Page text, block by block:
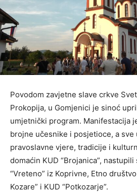
Povodom zavjetne slave crkve
Prokopija, u Gomjenici je sinoć
umjetnički program. Manifestacija
brojne učesnike i posjetioce, a sve
pravoslavne vjere, tradicije i
domaćin KUD “Brojanica”,
“Vreteno” iz Koprivne, Etno
Kozare” i KUD “Potkozarje”.